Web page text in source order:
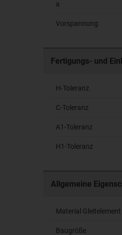
a
Vorspannung
Fertigungs- und
H-Toleranz
C-Toleranz
A1-Toleranz
H1-Toleranz
Allgemeine
Material Gleitelement
Baugröße